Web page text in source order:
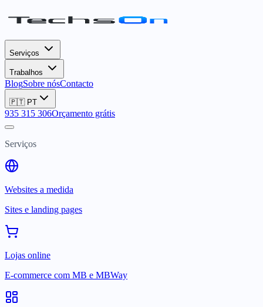
Serviços
Trabalhos
BlogSobre nósContacto
🇵🇹 PT
935 315 306Orçamento grátis
Serviços
Websites a medida
Sites e landing pages
Lojas online
E-commerce com MB e MBWay